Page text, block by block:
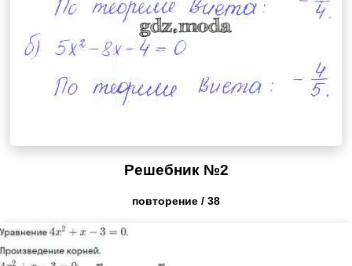
Решебник №2
повторение / 38